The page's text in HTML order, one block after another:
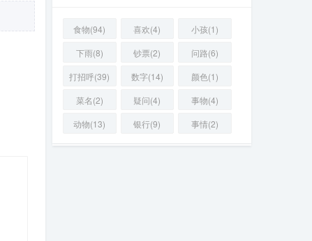
食物(94) 喜欢(4)
小孩(1)
下雨(8)
钞票(2)
问路(6)
打招呼(39)
数字(14)
颜色(1)
菜名(2)
疑问(4)
事物(4)
动物(13)
银行(9) 事情(2)